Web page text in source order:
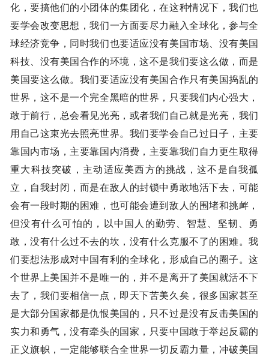
化，要搞他们的小团体的集团化，在这种情况下，我们也
要学会改变思想，我们一方面要尽力融入全球化，参与全
球经济竞争，同时我们也要适应没有美国市场、没有美国
科技、没有美国合作的环境，这不是我们要这么做，而是
美国要这么做。我们要适应没有美国合作只有美国捣乱的
世界，这不是一个完全黑暗的世界，只要我们内心强大，
敢于前行，总会看见光亮，或者我们自己就是光亮，我们
用自己这束光去照亮世界。我们要学会自己过日子，主要
靠国内市场，主要靠国内消费，主要靠我们自力更生取得
重大科技突破，主动适应美西方的挑战，这不是自我孤
立，自我封闭，而是在敌人的封锁中勇敢地活下去，可能
会有一段时期的困难，也可能会遭到敌人的围堵和挑衅，
但没有什么可怕的，以中国人的勤劳、智慧、坚韧、勇
敢，没有什么过不去的坎，没有什么克服不了的困难。我
们要想法形成对中国有利的全球化，形成自己的圈子。这
个世界上美国并不是唯一的，并不是离开了美国就活不下
去了，我们要相信一点，即天下苦美久矣，很多国家甚至
是大部分国家都是仇恨美国的，只不过是没有反击美国的
实力和勇气，没有牵头的国家，只要中国敢于举起反霸的
正义旗帜，一定能够联合全世界一切反霸力量，冲破美国